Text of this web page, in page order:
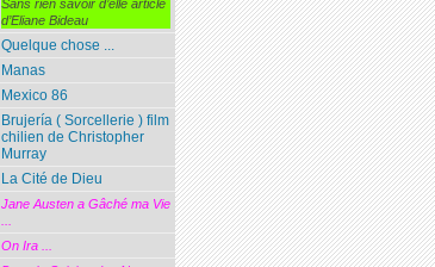
Sans rien savoir d’elle article
d’Eliane Bideau
Quelque chose ...
Manas
Mexico 86
Brujería ( Sorcellerie ) film
chilien de Christopher
Murray
La Cité de Dieu
Jane Austen a Gâché ma Vie
...
On Ira ...